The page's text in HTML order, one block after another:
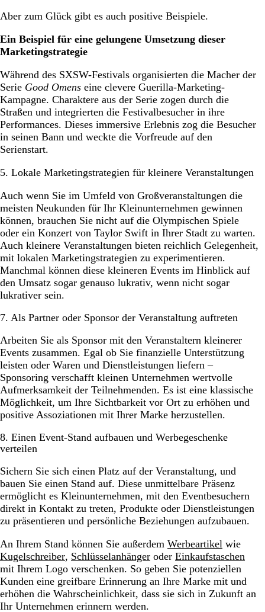
Aber zum Glück gibt es auch positive Beispiele.
Ein Beispiel für eine gelungene Umsetzung dieser
Marketingstrategie
Während des SXSW-Festivals organisierten die Macher der
Serie Good Omens eine clevere Guerilla-Marketing-
Kampagne. Charaktere aus der Serie zogen durch die
Straßen und integrierten die Festivalbesucher in ihre
Performances. Dieses immersive Erlebnis zog die Besucher
in seinen Bann und weckte die Vorfreude auf den
Serienstart.
5. Lokale Marketingstrategien für kleinere Veranstaltungen
Auch wenn Sie im Umfeld von Großveranstaltungen die
meisten Neukunden für Ihr Kleinunternehmen gewinnen
können, brauchen Sie nicht auf die Olympischen Spiele
oder ein Konzert von Taylor Swift in Ihrer Stadt zu warten.
Auch kleinere Veranstaltungen bieten reichlich Gelegenheit,
mit lokalen Marketingstrategien zu experimentieren.
Manchmal können diese kleineren Events im Hinblick auf
den Umsatz sogar genauso lukrativ, wenn nicht sogar
lukrativer sein.
7. Als Partner oder Sponsor der Veranstaltung auftreten
Arbeiten Sie als Sponsor mit den Veranstaltern kleinerer
Events zusammen. Egal ob Sie finanzielle Unterstützung
leisten oder Waren und Dienstleistungen liefern –
Sponsoring verschafft kleinen Unternehmen wertvolle
Aufmerksamkeit der Teilnehmenden. Es ist eine klassische
Möglichkeit, um Ihre Sichtbarkeit vor Ort zu erhöhen und
positive Assoziationen mit Ihrer Marke herzustellen.
8. Einen Event-Stand aufbauen und Werbegeschenke
verteilen
Sichern Sie sich einen Platz auf der Veranstaltung, und
bauen Sie einen Stand auf. Diese unmittelbare Präsenz
ermöglicht es Kleinunternehmen, mit den Eventbesuchern
direkt in Kontakt zu treten, Produkte oder Dienstleistungen
zu präsentieren und persönliche Beziehungen aufzubauen.
An Ihrem Stand können Sie außerdem Werbeartikel wie
Kugelschreiber, Schlüsselanhänger oder Einkaufstaschen
mit Ihrem Logo verschenken. So geben Sie potenziellen
Kunden eine greifbare Erinnerung an Ihre Marke mit und
erhöhen die Wahrscheinlichkeit, dass sie sich in Zukunft an
Ihr Unternehmen erinnern werden.